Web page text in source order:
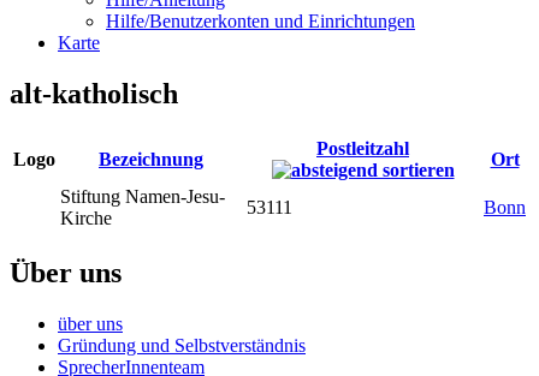
Hilfe/Benutzerkonten und Einrichtungen
Karte
alt-katholisch
Logo Bezeichnung
Postleitzahl
Ort
Stiftung Namen-Jesu-
Kirche
53111 Bonn
Über uns
über uns
Gründung und Selbstverständnis
SprecherInnenteam